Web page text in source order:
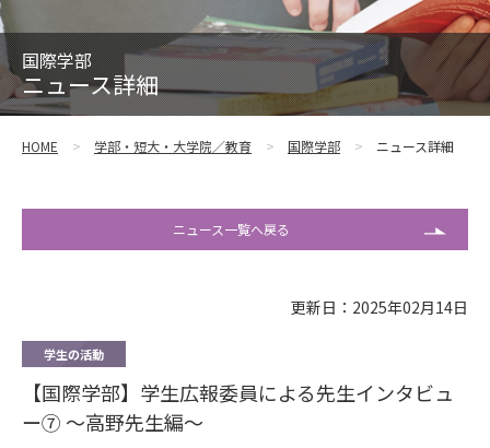
国際学部
ニュース詳細
HOME 学部・短大・大学院／教育 国際学部 ニュース詳細
ニュース一覧へ戻る
更新日：2025年02月14日
学生の活動
【国際学部】学生広報委員による先生インタビュ
ー⑦ ～高野先生編～